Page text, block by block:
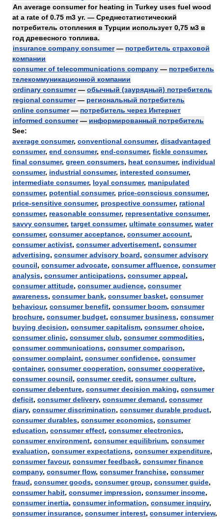
An average consumer for heating in Turkey uses fuel wood
at a rate of 0.75 m3 yr. — Среднестатистический
потребитель отопления в Турции использует 0,75 м3 в
год древесного топлива.
insurance company consumer— потребитель страховой
компании
consumer of telecommunications company — потребитель
телекоммуникационной компании
ordinary consumer— обычный (заурядный) потребитель
regional consumer— региональный потребитель
online consumer— потребитель через Интернет
informed consumer— информированный потребитель
See:
average consumer, conventional consumer, disadvantaged
consumer, end consumer, end-consumer, fickle consumer,
final consumer, green consumers, heat consumer, individual
consumer, industrial consumer, interested consumer,
intermediate consumer, loyal consumer, manipulated
consumer, potential consumer, price-conscious consumer,
price-sensitive consumer, prospective consumer, rational
consumer, reasonable consumer, representative consumer,
savvy consumer, target consumer, ultimate consumer, water
consumer, consumer acceptance, consumer account,
consumer activist, consumer advertisement, consumer
advertising, consumer advisory board, consumer advisory
council, consumer advocate, consumer affluence, consumer
analysis, consumer anticipations, consumer appeal,
consumer attitude, consumer audience, consumer
awareness, consumer bank, consumer basket, consumer
behaviour, consumer benefit, consumer boom, consumer
brochure, consumer budget, consumer business, consumer
buying decision, consumer capitalism, consumer choice,
consumer clinic, consumer club, consumer commodities,
consumer communications, consumer comparison,
consumer complaint, consumer confidence, consumer
container, consumer cooperation, consumer cooperative,
consumer council, consumer credit, consumer culture,
consumer debenture, consumer decision making, consumer
deficit, consumer delivery, consumer demand, consumer
diary, consumer discrimination, consumer durable product,
consumer durables, consumer economics, consumer
education, consumer effect, consumer electronics,
consumer environment, consumer equilibrium, consumer
evaluation, consumer expectations, consumer expenditure,
consumer favour, consumer feedback, consumer finance
company, consumer flow, consumer franchise, consumer
fraud, consumer goods, consumer group, consumer guide,
consumer habit, consumer impression, consumer income,
consumer inertia, consumer information, consumer inquiry,
consumer insurance, consumer interest, consumer interview,